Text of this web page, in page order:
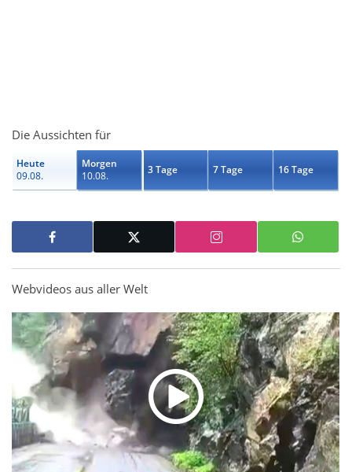
Die Aussichten für
Heute
09.08.
Morgen
10.08.
3 Tage 7 Tage 16 Tage
Webvideos aus aller Welt